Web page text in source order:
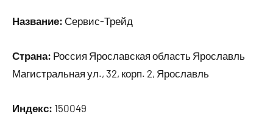
Название: Сервис-Трейд
Страна: Россия Ярославская область Ярославль
Магистральная ул., 32, корп. 2, Ярославль
Индекс: 150049